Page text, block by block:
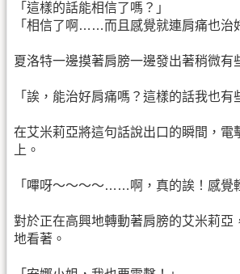
「這樣的話能相信了嗎？」
「相信了啊……而且感覺就連肩痛也治
夏洛特一邊摸著肩膀一邊發出著稍微有
「誒，能治好肩痛嗎？這樣的話我也
在艾米莉亞將這句話說出口的瞬間，電
上。
「嗶呀～～～～……啊，真的誒！感覺
對於正在高興地轉動著肩膀的艾米莉亞
地看著。